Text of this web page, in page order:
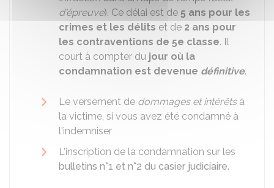
d'épreuve). Ce délai est de 5 ans pour les
crimes et les délits et de 2 ans pour
les contraventions de 5e classe. Il
court à compter du jour où la
condamnation est devenue définitive.
Le versement de dommages et intérêtsà
la victime, si vous avez été condamné à
l'indemniser
L'inscription de la condamnation sur les
bulletins n°1 et n°2 du casier judiciaire.